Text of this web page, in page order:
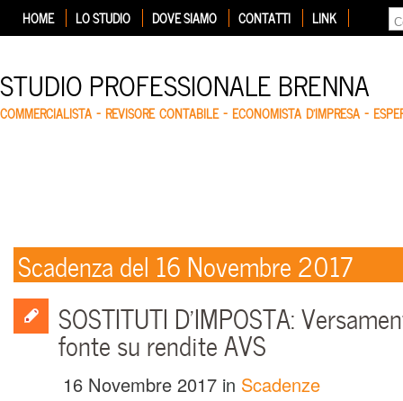
HOME LO STUDIO DOVE SIAMO CONTATTI LINK
STUDIO PROFESSIONALE BRENNA
COMMERCIALISTA – REVISORE CONTABILE – ECONOMISTA D'IMPRESA –
Scadenza del 16 Novembre 2017
SOSTITUTI D’IMPOSTA:
fonte su rendite AVS
16 Novembre 2017 in Scadenze